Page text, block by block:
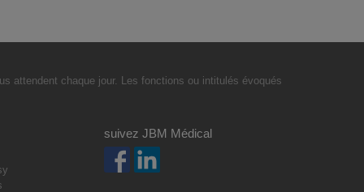
attendent chaque jour. Les fonctions ou intitulés évoqués
suivez JBM Médical